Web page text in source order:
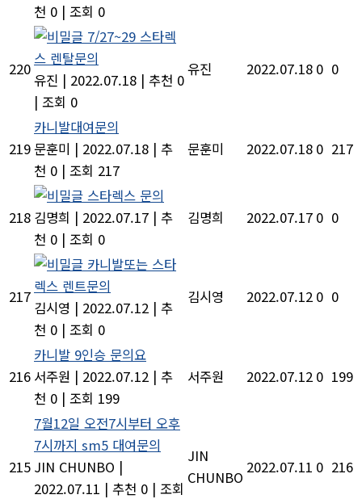
천 0 | 조회 0
220
7/27~29 스타렉
스 렌탈문의
유진 | 2022.07.18 | 추천 0
| 조회 0
유진 2022.07.18 0 0
219
카니발대여문의
문훈미 | 2022.07.18 | 추
천 0 | 조회 217
문훈미 2022.07.18 0 217
218
스타렉스 문의
김명희 | 2022.07.17 | 추
천 0 | 조회 0
김명희 2022.07.17 0 0
217
카니발또는 스타
렉스 렌트문의
김시영 | 2022.07.12 | 추
천 0 | 조회 0
김시영 2022.07.12 0 0
216
카니발 9인승 문의요
서주원 | 2022.07.12 | 추
천 0 | 조회 199
서주원 2022.07.12 0 199
215
7월12일 오전7시부터 오후
7시까지 sm5 대여문의
JIN CHUNBO |
2022.07.11 | 추천 0 | 조회
JIN
CHUNBO
2022.07.11 0 216